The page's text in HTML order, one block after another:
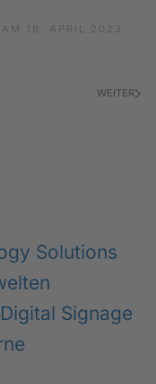
WEITER
Solutions
Signage